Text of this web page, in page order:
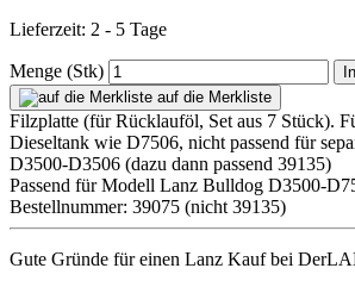
Lieferzeit: 2 - 5 Tage
Menge (Stk)
auf die Merkliste
Filzplatte (für Rücklauföl, Set aus 7 Stück).
Dieseltank wie D7506, nicht passend für
D3500-D3506 (dazu dann passend 39135)
Passend für Modell Lanz Bulldog D3500-
Bestellnummer: 39075 (nicht 39135)
Gute Gründe für einen Lanz Kauf bei